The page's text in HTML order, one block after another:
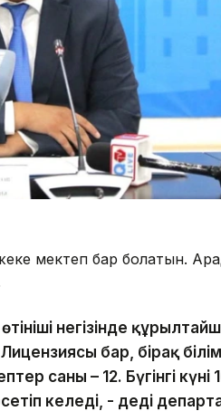
мектеп бар болатын.
негізінде
бар, бірақ
саны – 12. Бүгінгі күні
келеді, - деді